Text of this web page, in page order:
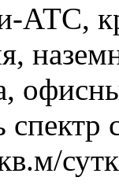
АТС,